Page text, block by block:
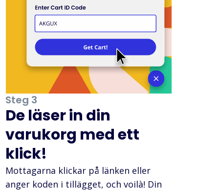
Steg 3
De läser in din
varukorg med ett
klick!
Mottagarna klickar på länken eller
anger koden i tillägget, och voilà! Din